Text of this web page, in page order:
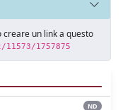
un link a questo
1757875
ND